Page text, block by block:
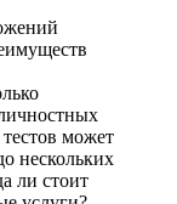
может
нескольких
ли стоит